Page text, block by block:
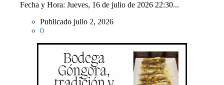
Fecha y Hora: Jueves, 16 de julio de 2026 22:30...
Publicado julio 2, 2026
0